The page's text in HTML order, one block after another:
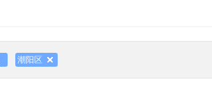
潮阳区